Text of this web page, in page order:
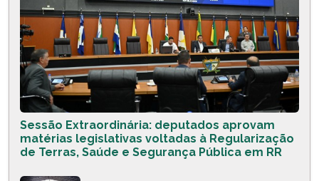
Sessão Extraordinária: deputados aprovam
matérias legislativas voltadas à Regularização
de Terras, Saúde e Segurança Pública em RR